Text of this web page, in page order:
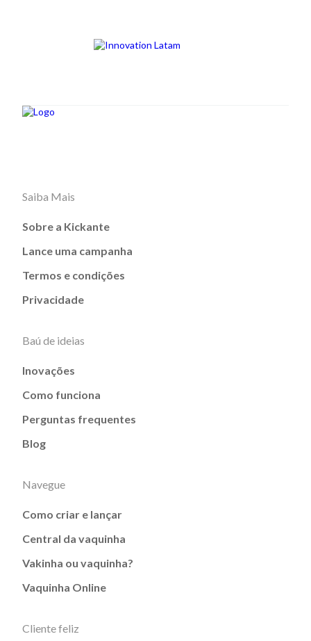
Saiba Mais
Sobre a Kickante
Lance uma campanha
Termos e condições
Privacidade
Baú de ideias
Inovações
Como funciona
Perguntas frequentes
Blog
Navegue
Como criar e lançar
Central da vaquinha
Vakinha ou vaquinha?
Vaquinha Online
Cliente feliz